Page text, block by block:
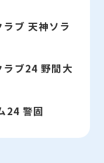
ブ 天神ソラ
ラブ24 野間大
24 警固